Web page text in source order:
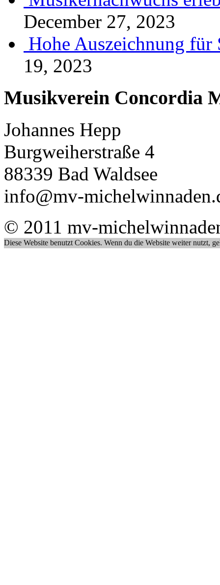
December 27, 2023
Hohe Auszeichnung für
19, 2023
Musikverein Concordia
Johannes Hepp
Burgweiherstraße 4
88339 Bad Waldsee
info@mv-
© 2011 mv-
Diese Website benutzt Cookies. Wenn du die Website weiter nutzt,